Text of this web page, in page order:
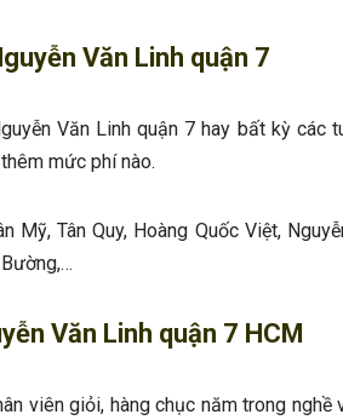
Văn Linh quận 7
Văn Linh quận 7 hay bất kỳ các
mức phí nào.
Mỹ, Tân Quy, Hoàng Quốc Việt,
Văn Linh quận 7 HCM
viên giỏi, hàng chục năm trong nghề